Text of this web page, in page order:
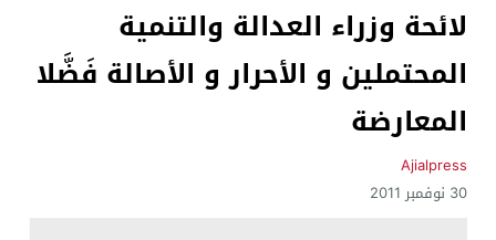
لائحة وزراء العدالة والتنمية
المحتملين و الأحرار و الأصالة فَضَّلا
المعارضة
Ajialpress
30 نوفمبر 2011